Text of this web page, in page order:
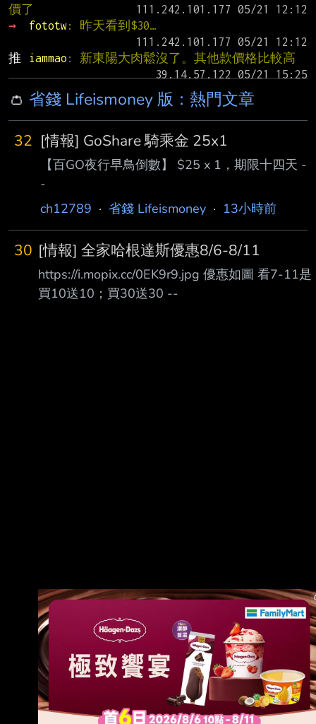
價了
→
fototw: 昨天看到$30…
推
iammao : 新東陽大肉鬆沒了。其他款價格比較高
👛 省錢 Lifeismoney 版：熱門文章
32 [情報] GoShare 騎乘金 25x1
【百GO夜行早鳥倒數】 $25 x 1，期限十四天 -
-
ch12789 ·省錢 Lifeismoney · 13小時前
30 [情報] 全家哈根達斯優惠8/6-8/11
https://i.mopix.cc/0EK9r9.jpg 優惠如圖 看7-11是
買10送10；買30送30 --